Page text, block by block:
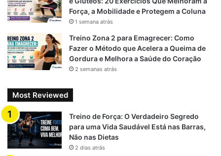
Rigidez na coluna
A movimentação fica limitada, especialmente ao inclinar o
tronco para trás.
Sensação de instabilidade
Alguns pacientes relatam a impressão de que a coluna
está “travando” durante determinados movimentos.
Força, a Mobilidade e Protegem a Coluna
1 semana atrás
Treino Zona 2 para Emagrecer: Como
Fazer o Método que Acelera a Queima de
Gordura e Melhora a Saúde do Coração
2 semanas atrás
Most Reviewed
Treino de Força: O Verdadeiro Segredo
para uma Vida Saudável Está nas Barras,
Não nas Dietas
2 dias atrás